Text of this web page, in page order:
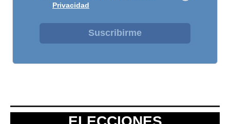
Privacidad
Suscribirme